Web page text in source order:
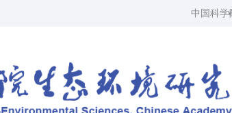
中国科学